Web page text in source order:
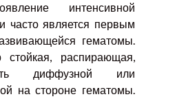
интенсивной
часто является первым
гематомы.
распирающая,
диффузной или
на стороне гематомы.